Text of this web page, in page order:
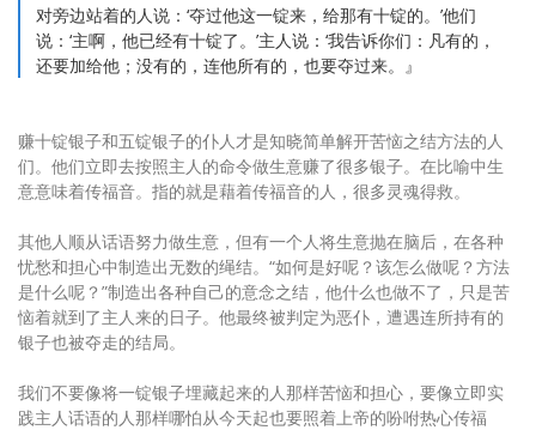
对旁边站着的人说：‘夺过他这一锭来，给那有十锭的。’他们
说：‘主啊，他已经有十锭了。’主人说：‘我告诉你们：凡有的，
还要加给他；没有的，连他所有的，也要夺过来。』
赚十锭银子和五锭银子的仆人才是知晓简单解开苦恼之结方法的人
们。他们立即去按照主人的命令做生意赚了很多银子。在比喻中生
意意味着传福音。指的就是藉着传福音的人，很多灵魂得救。
其他人顺从话语努力做生意，但有一个人将生意抛在脑后，在各种
忧愁和担心中制造出无数的绳结。“如何是好呢？该怎么做呢？方法
是什么呢？”制造出各种自己的意念之结，他什么也做不了，只是苦
恼着就到了主人来的日子。他最终被判定为恶仆，遭遇连所持有的
银子也被夺走的结局。
我们不要像将一锭银子埋藏起来的人那样苦恼和担心，要像立即实
践主人话语的人那样哪怕从今天起也要照着上帝的吩咐热心传福